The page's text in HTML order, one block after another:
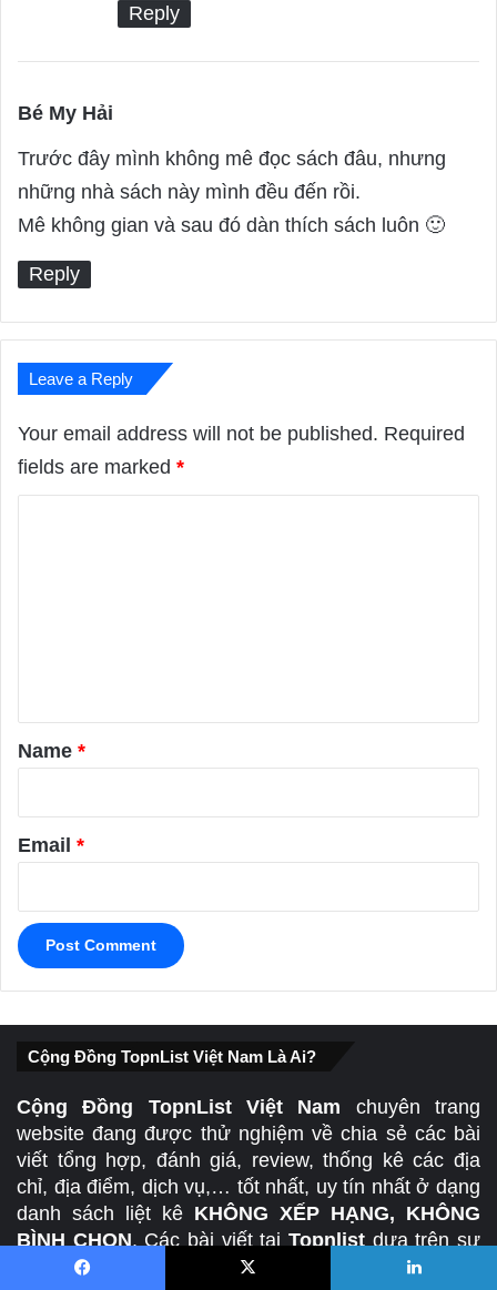
Reply
Bé My Hải
y
s
Trước đây mình không mê đọc sách đâu, nhưng
những nhà sách này mình đều đến rồi.
Mê không gian và sau đó dàn thích sách luôn 🙂
Reply
Leave a Reply
Your email address will not be published. Required
fields are marked *
*
Name *
Email *
Cộng Đồng TopnList Việt Nam Là Ai?
Cộng Đồng TopnList Việt Nam chuyên trang
website đang được thử nghiệm về chia sẻ các bài
viết tổng hợp, đánh giá, review, thống kê các địa
chỉ, địa điểm, dịch vụ,… tốt nhất, uy tín nhất ở dạng
danh sách liệt kê KHÔNG XẾP HẠNG, KHÔNG
BÌNH CHỌN. Các bài viết tạiTopnlist dựa trên sự
tổng hợp ý kiến của người dùng từ nhiều nguồn trên